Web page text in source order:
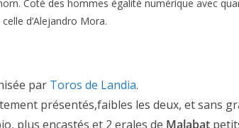
Coté des hommes égalité numérique avec
d’Alejandro Mora.
par Toros de Landia.
présentés,faibles les deux, et sans
plus encastés et 2 erales de Malabat